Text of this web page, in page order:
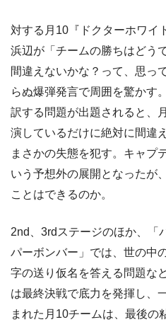
対する月10『ドクターホワイ
浜辺が「チームの勝ちはどう
間違えないかな？って、思っ
らぬ爆弾発言で周囲を驚かす
訳する問題が出題されると、
演しているだけに絶対に間違
まさかの失態を犯す。キャプ
いう予想外の展開となったが
ことはできるのか。
2nd、3rdステージのほか、「
パーボンバー」では、世の中
字の送り仮名を答える問題な
は最終決戦で底力を発揮し、
まれた月10チームは、最後の